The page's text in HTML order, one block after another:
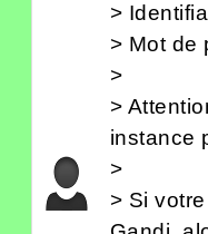
>
> Mot de
>
>
instance
>
> Si